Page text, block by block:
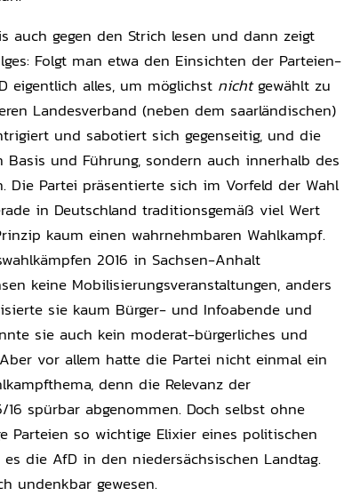
auch gegen den Strich lesen und dann zeigt
Folgt man etwa den Einsichten der Parteien-
eigentlich alles, um möglichst nichtgewählt zu
Landesverband (neben dem saarländischen)
und sabotiert sich gegenseitig, und die
und Führung, sondern auch innerhalb des
Die Partei präsentierte sich im Vorfeld der Wahl
in Deutschland traditionsgemäß viel Wert
kaum einen wahrnehmbaren Wahlkampf.
2016 in Sachsen-Anhalt
keine Mobilisierungsveranstaltungen, anders
sie kaum Bürger- und Infoabende und
sie auch kein moderat-bürgerliches und
Aber vor allem hatte die Partei nicht einmal ein
denn die Relevanz der
spürbar abgenommen. Doch selbst ohne
Parteien so wichtige Elixier eines politischen
die AfD in den niedersächsischen Landtag.
undenkbar gewesen.